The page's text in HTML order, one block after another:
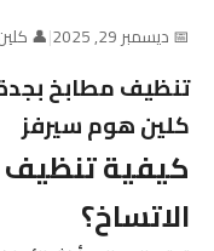
📅 ديسمبر 29, 2025 |👤 كلين
تنظيف مطابخ بجدة
كلين هوم سيرفز
كيفية تنظيف
الاتساخ؟